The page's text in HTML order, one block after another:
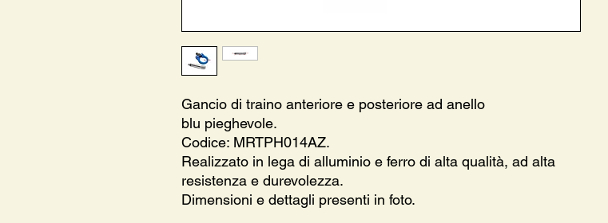
Gancio di traino anteriore e posteriore ad anello
blu pieghevole.
Codice: MRTPH014AZ.
Realizzato in lega di alluminio e ferro di alta qualità, ad alta
resistenza e durevolezza.
Dimensioni e dettagli presenti in foto.